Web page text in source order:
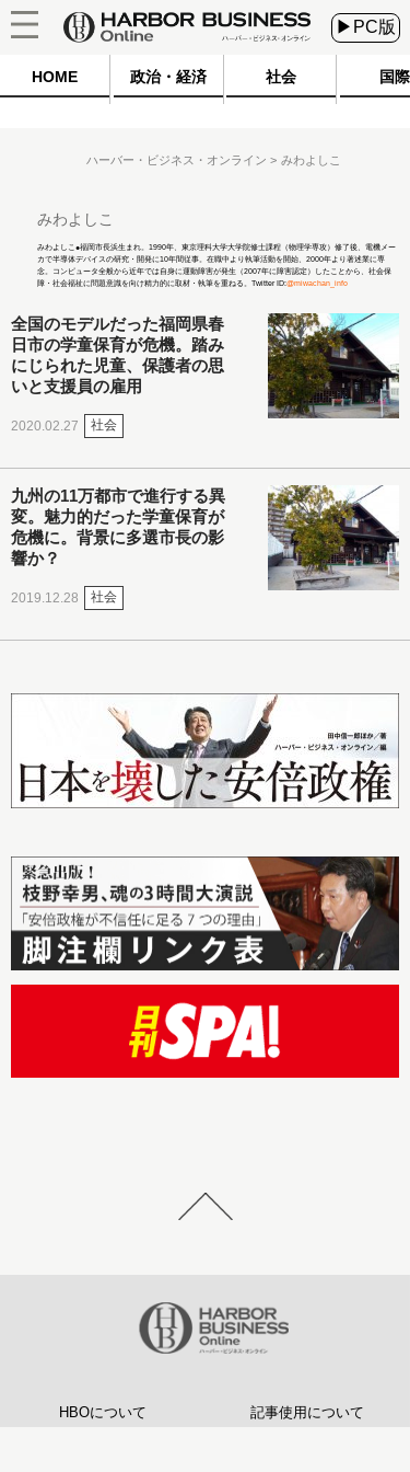
▶PC版
HOME 政治・経済 社会 国際
ハーバー・ビジネス・オンライン みわよしこ
みわよしこ
みわよしこ●福岡市長浜生まれ。1990年、東京理科大学大学院修士課程（物理学専攻）修了後、電機メー
カで半導体デバイスの研究・開発に10年間従事。在職中より執筆活動を開始、2000年より著述業に専
念。コンピュータ全般から近年では自身に運動障害が発生（2007年に障害認定）したことから、社会保
障・社会福祉に問題意識を向け精力的に取材・執筆を重ねる。Twitter ID:@miwachan_info
全国のモデルだった福岡県春
日市の学童保育が危機。踏み
にじられた児童、保護者の思
いと支援員の雇用
2020.02.27 社会
九州の11万都市で進行する異
変。魅力的だった学童保育が
危機に。背景に多選市長の影
響か？
2019.12.28 社会
HBOについて 記事使用について